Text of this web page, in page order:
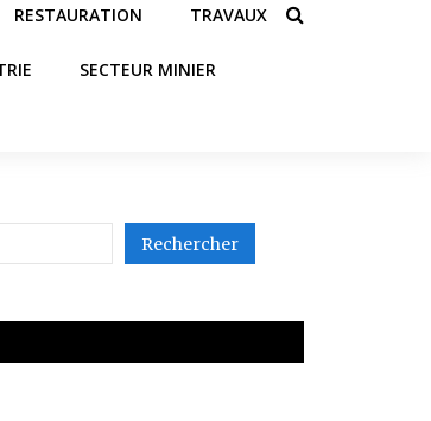
RESTAURATION TRAVAUX
SECTEUR MINIER
Rechercher